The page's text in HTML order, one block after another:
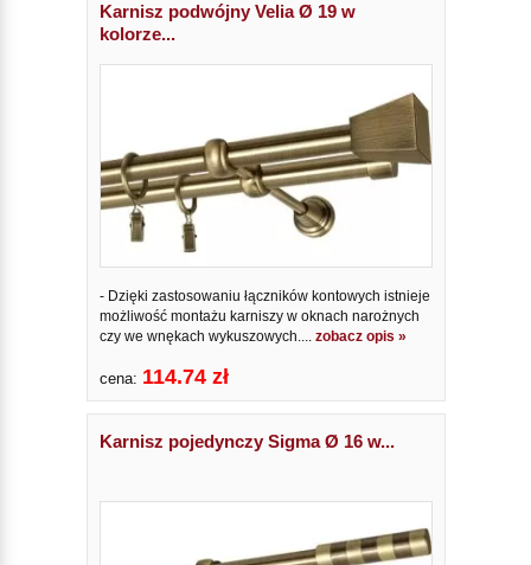
Karnisz podwójny Velia Ø 19 w
kolorze...
- Dzięki zastosowaniu łączników kontowych istnieje
możliwość montażu karniszy w oknach narożnych
czy we wnękach wykuszowych.... zobacz opis »
cena: 114.74 zł
Karnisz pojedynczy Sigma Ø 16 w...